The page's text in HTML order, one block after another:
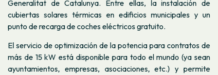
Generalitat de Catalunya. Entre ellas, la instalación de
cubiertas solares térmicas en edificios municipales y un
punto de recarga de coches eléctricos gratuito.
El servicio de optimización de la potencia para contratos de
más de 15 kW está disponible para todo el mundo (ya sean
ayuntamientos, empresas, asociaciones, etc.) y permite